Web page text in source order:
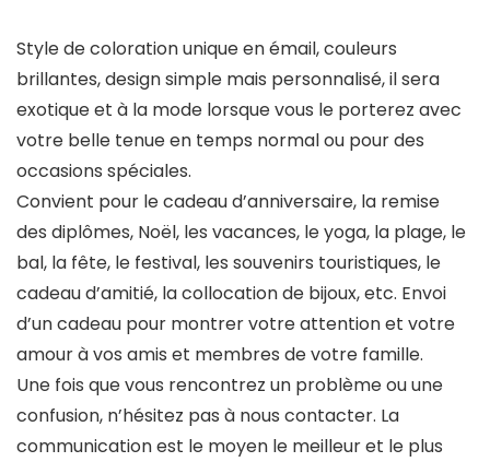
Style de coloration unique en émail, couleurs
brillantes, design simple mais personnalisé, il sera
exotique et à la mode lorsque vous le porterez avec
votre belle tenue en temps normal ou pour des
occasions spéciales.
Convient pour le cadeau d’anniversaire, la remise
des diplômes, Noël, les vacances, le yoga, la plage, le
bal, la fête, le festival, les souvenirs touristiques, le
cadeau d’amitié, la collocation de bijoux, etc. Envoi
d’un cadeau pour montrer votre attention et votre
amour à vos amis et membres de votre famille.
Une fois que vous rencontrez un problème ou une
confusion, n’hésitez pas à nous contacter. La
communication est le moyen le meilleur et le plus